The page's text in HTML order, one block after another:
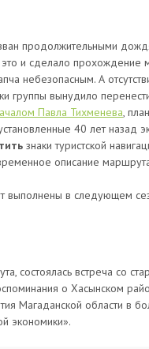
продолжительными
это и сделало прохождение
небезопасным. А
группы вынудило
Павла Тихменева,
40 лет назад
знаки туристской
описание
выполнены в следующем
состоялась встреча со
о Хасынском
Магаданской области в
экономики».